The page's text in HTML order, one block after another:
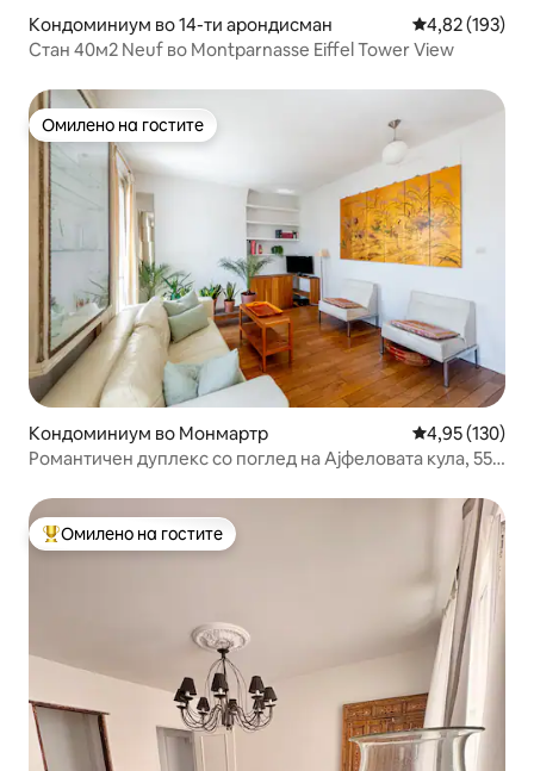
Кондоминиум во 14-ти арондисман Просечна
4,82 (193)
Стан 40м2 Neuf во Montparnasse Eiffel Tower View
Омилено на гостите
Омилено на гостите
Кондоминиум во Монмартр Просечна
4,95 (130)
Романтичен дуплекс со поглед на Ајфеловата кула, 55
Меѓу најуспешните „Омилени на гостите“
Омилено на гостите